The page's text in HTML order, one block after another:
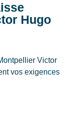
Hugo
Victor
vos exigences